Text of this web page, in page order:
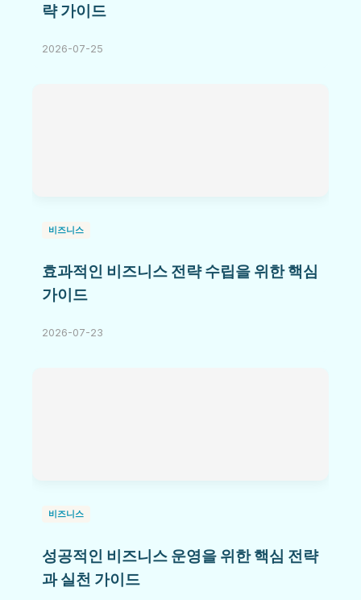
략 가이드
2026-07-25
비즈니스
효과적인 비즈니스 전략 수립을 위한 핵심
가이드
2026-07-23
비즈니스
성공적인 비즈니스 운영을 위한 핵심 전략
과 실천 가이드